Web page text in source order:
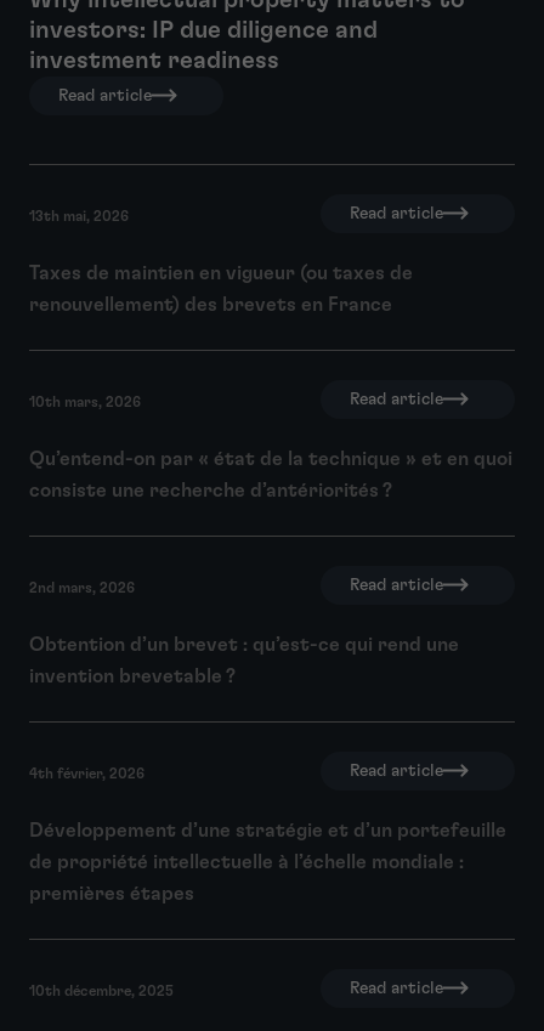
investors: IP due diligence and
investment readiness
Read article
13th mai, 2026 Read article
Taxes de maintien en vigueur (ou taxes de
renouvellement) des brevets en France
10th mars, 2026 Read article
Qu’entend-on par « état de la technique » et en quoi
consiste une recherche d’antériorités ?
2nd mars, 2026 Read article
Obtention d’un brevet : qu’est-ce qui rend une
invention brevetable ?
4th février, 2026 Read article
Développement d’une stratégie et d’un portefeuille
de propriété intellectuelle à l’échelle mondiale :
premières étapes
10th décembre, 2025 Read article